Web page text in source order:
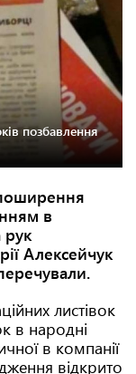
позбавлення
в
рук
Алексейчук
листівок
в народні
в компанії
відкрито